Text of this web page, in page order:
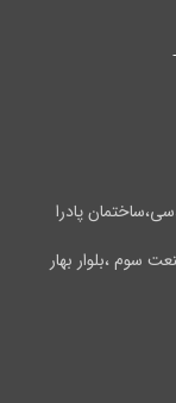
پادرا
سوم ،بلوار بهار